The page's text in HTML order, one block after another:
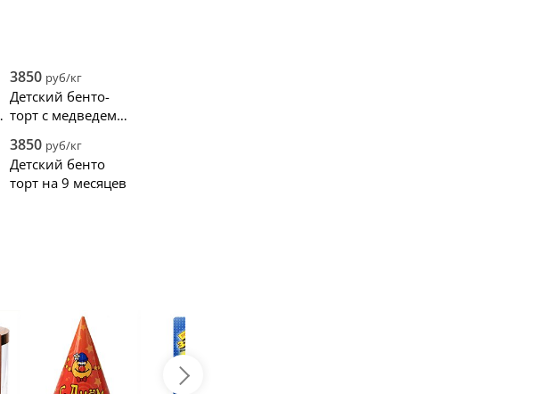
3850 руб/кг
Детский бенто-
торт с медведем
3850 руб/кг
Детский бенто
торт на 9 месяцев